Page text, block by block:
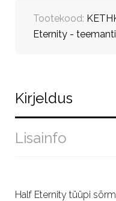
Tootekood:
Eternity -
Kirjeldus
Lisainfo
Half Eternity tüüpi